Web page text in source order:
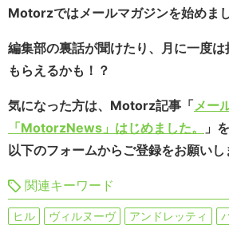
Motorzではメールマガジンを始めま
編集部の裏話が聞けたり、月に一度
もらえるかも！？
気になった方は、Motorz記事「メー
「MotorzNews」はじめました。
」
以下のフォームからご登録をお願いし
関連キーワード
ヒル ヴィルヌーヴ アンドレッティ